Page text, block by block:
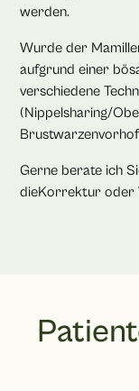
werden.
Wurde der
aufgrund einer
verschiedene
(Nippelsharing/
Gerne berate ich
dieKorrektur oder